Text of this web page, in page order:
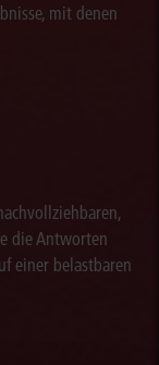
mit denen
die Antworten
einer belastbaren